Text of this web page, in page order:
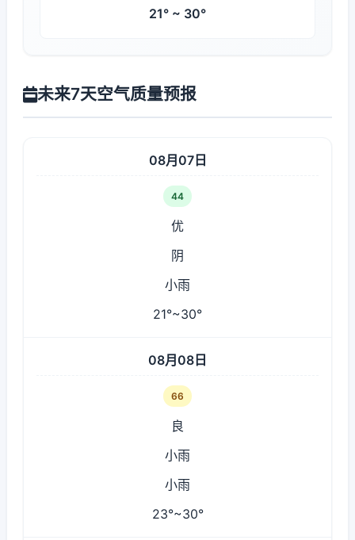
21° ~ 30°
未来7天空气质量预报
08月07日
44
优
阴
小雨
21°~30°
08月08日
66
良
小雨
小雨
23°~30°